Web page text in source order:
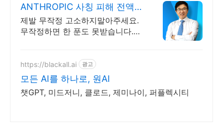
ANTHROPIC 사칭 피해 전액
승소 사례보유
제발 무작정 고소하지말아주세요.
무작정하면 한 푼도 못받습니다.
https://blackall.ai 광고
모든 AI를 하나로, 원AI
챗GPT, 미드저니, 클로드, 제미나이, 퍼플렉시티